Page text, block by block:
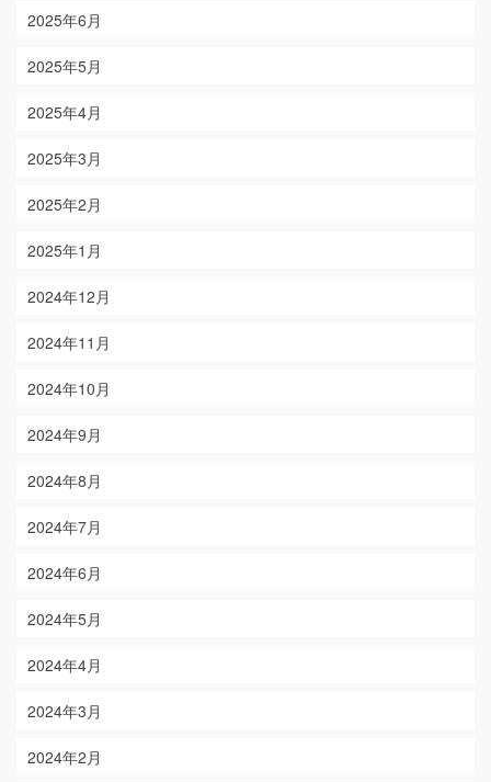
2025年6月
2025年5月
2025年4月
2025年3月
2025年2月
2025年1月
2024年12月
2024年11月
2024年10月
2024年9月
2024年8月
2024年7月
2024年6月
2024年5月
2024年4月
2024年3月
2024年2月